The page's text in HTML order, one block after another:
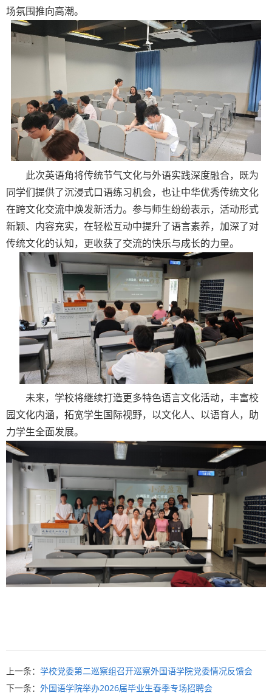
场氛围推向高潮。
此次英语角将传统节气文化与外语实践深度融合，既为
同学们提供了沉浸式口语练习机会，也让中华优秀传统文化
在跨文化交流中焕发新活力。参与师生纷纷表示，活动形式
新颖、内容充实，在轻松互动中提升了语言素养，加深了对
传统文化的认知，更收获了交流的快乐与成长的力量。
未来，学校将继续打造更多特色语言文化活动，丰富校
园文化内涵，拓宽学生国际视野，以文化人、以语育人，助
力学生全面发展。
上一条： 学校党委第二巡察组召开巡察外国语学院党委情况反馈会
下一条： 外国语学院举办2026届毕业生春季专场招聘会